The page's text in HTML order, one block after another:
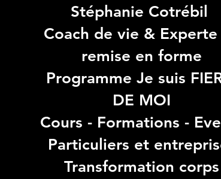
Stéphanie Cotrébil
Coach de vie & Experte
remise en forme
Programme Je suis
DE MOI
Cours - Formations -
Particuliers et
Transformation corps